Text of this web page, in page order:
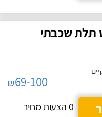
תלת שכבתי
₪69-100
0 הצעות מחיר